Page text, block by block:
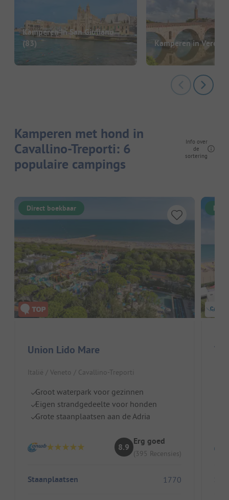
Kamperen in San Giuliano
(83)
Kamperen in Verona
Kamperen met hond in
Cavallino-Treporti: 6
populaire campings
Info over
de
sortering
Direct boekbaar
Union Lido Mare
Italië / Veneto / Cavallino-Treporti
Groot waterpark voor gezinnen
Eigen strandgedeelte voor honden
Grote staanplaatsen aan de Adria
8.9
Erg goed
(395 Recensies)
Staanplaatsen 1770